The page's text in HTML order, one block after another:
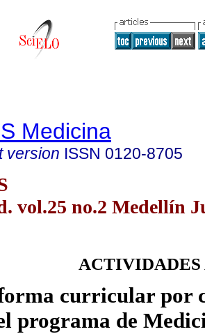
Medicina
version ISSN 0120-8705
vol.25 no.2 Medellín
curricular por
programa de